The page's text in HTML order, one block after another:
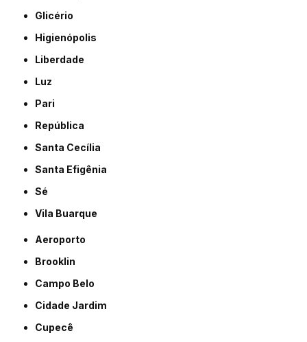
Glicério
Higienópolis
Liberdade
Luz
Pari
República
Santa Cecília
Santa Efigênia
Sé
Vila Buarque
Aeroporto
Brooklin
Campo Belo
Cidade Jardim
Cupecê